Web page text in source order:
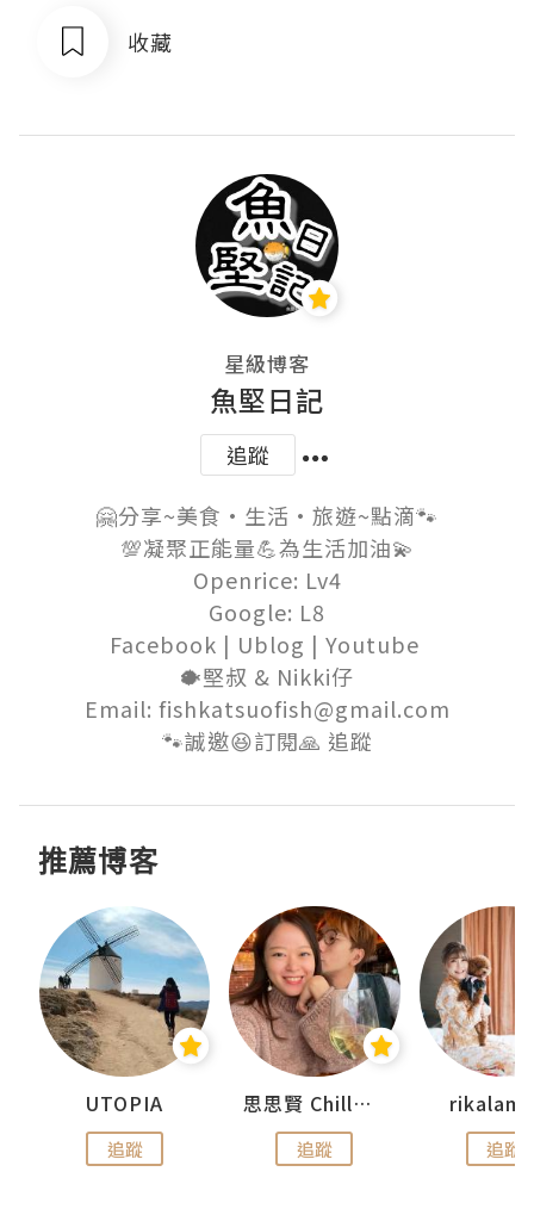
收藏
星級博客
魚堅日記
追蹤
🤗分享~美食•生活•旅遊~點滴🐾
💯凝聚正能量💪為生活加油💫
Openrice: Lv4
Google: L8
Facebook | Ublog | Youtube
🐡堅叔 & Nikki仔
Email: fishkatsuofish@gmail.com
🐾誠邀😆訂閱🙏 追蹤
推薦博客
UTOPIA
追蹤
思思賢 ChillMyBabe
追蹤 追蹤